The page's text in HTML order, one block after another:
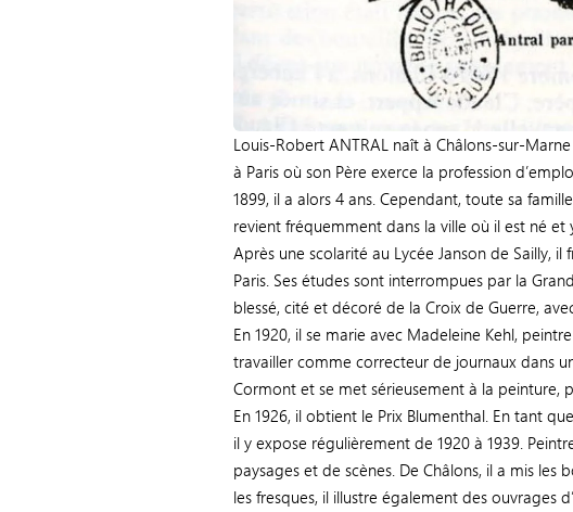
Louis-Robert ANTRAL naît à Châlons-sur-
à Paris où son Père exerce la profession
1899, il a alors 4 ans. Cependant, toute sa
revient fréquemment dans la ville où il est né et
Après une scolarité au Lycée Janson de Sailly,
Paris. Ses études sont interrompues par la
blessé, cité et décoré de la Croix de Guerre,
En 1920, il se marie avec Madeleine Kehl,
travailler comme correcteur de journaux dans
Cormont et se met sérieusement à la peinture,
En 1926, il obtient le Prix Blumenthal. En tant
il y expose régulièrement de 1920 à 1939.
paysages et de scènes. De Châlons, il a mis
les fresques, il illustre également des ouvrages